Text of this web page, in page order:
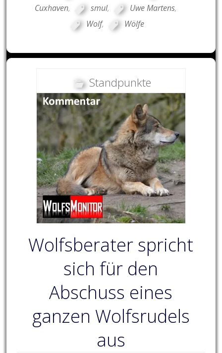
Cuxhaven, smul, Uwe Martens,
Wolf, Wölfe
Standpunkte
Wolfsberater spricht
sich für den
Abschuss eines
ganzen Wolfsrudels
aus